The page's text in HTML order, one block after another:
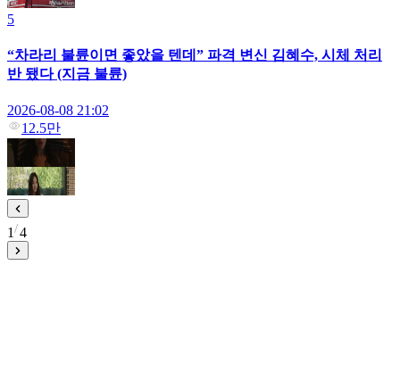
5
“차라리 불륜이면 좋았을 텐데” 파격 변신 김혜수, 시체 처리
반 됐다 (지금 불륜)
2026-08-08 21:02
12.5만
1 4